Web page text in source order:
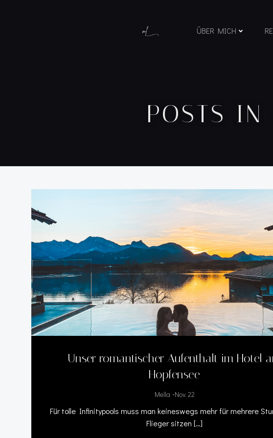
ÜBER MICH
POSTS IN
Unser romantischer Aufenthalt im Hotel
Hopfensee
Mella -Nov. 22
Für tolle Infinitypools muss man keineswegs mehr für mehrere
Flieger sitzen […]